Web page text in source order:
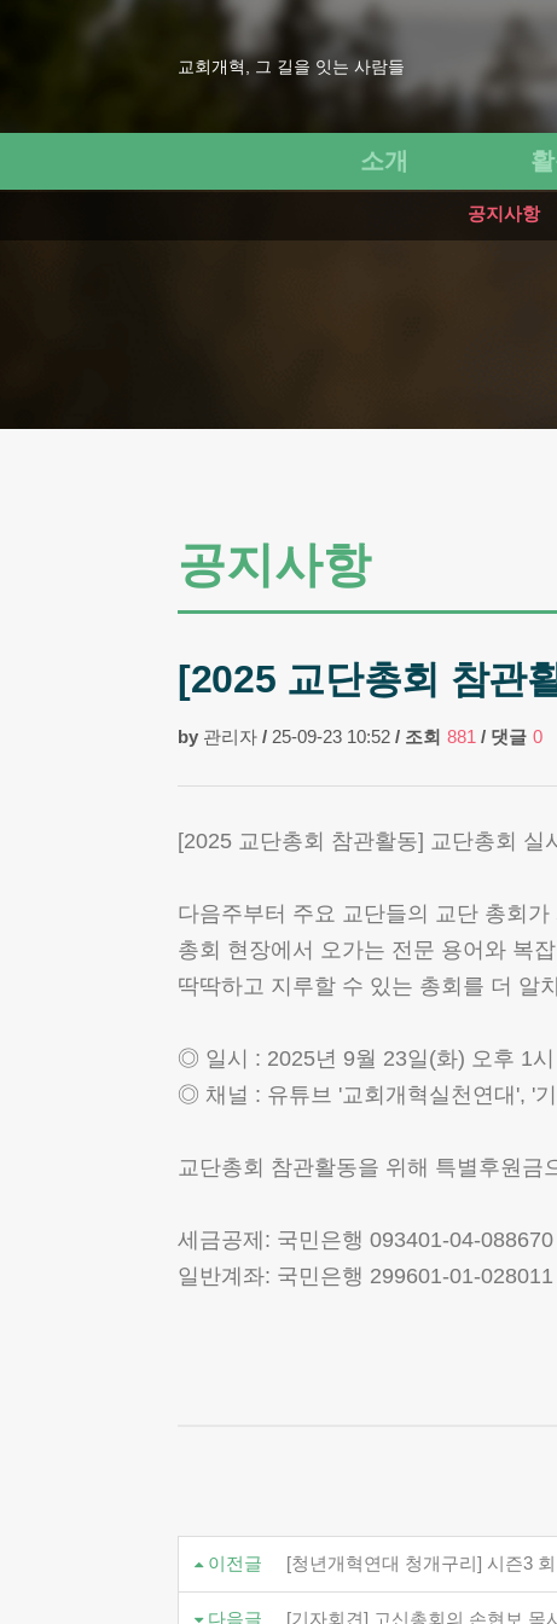
교회개혁, 그 길을 잇는 사람들
소개
공지사항
공지사항
[2025 교단총회 참관
by 관리자 / 25-09-23 10:52 / 조회 881 / 댓글 0
[2025 교단총회 참관활동] 교단총회 실
다음주부터 주요 교단들의 교단 총회가
총회 현장에서 오가는 전문 용어와 복
딱딱하고 지루할 수 있는 총회를 더 알
◎ 일시 : 2025년 9월 23일(화) 오후 1시
◎ 채널 : 유튜브 '교회개혁실천연대', '
교단총회 참관활동을 위해 특별후원금
세금공제: 국민은행 093401-04-
일반계좌: 국민은행 299601-01-
이전글 [청년개혁연대 청개구리] 시즌3
다음글 [기자회견] 고신총회의 손현보 목